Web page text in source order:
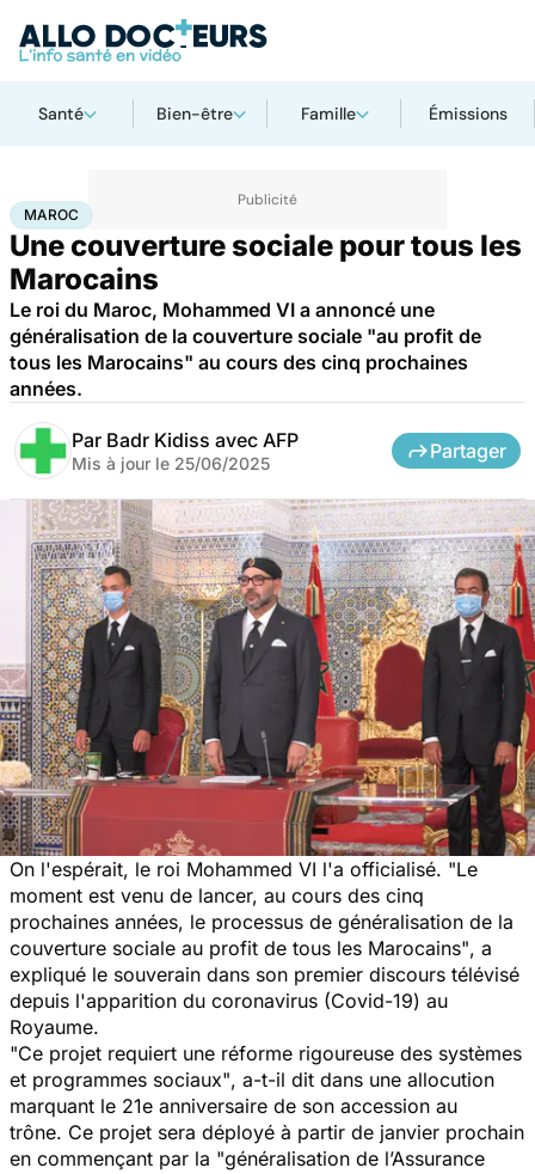
Santé Bien-être Famille Émissions
AccueilSanté Santé publiqueMaroc
MAROC
Une couverture sociale pour tous les
Marocains
Le roi du Maroc, Mohammed VI a annoncé une
généralisation de la couverture sociale "au profit de
tous les Marocains" au cours des cinq prochaines
années.
Par Badr Kidiss avec AFP
Mis à jour le 25/06/2025
Partager
On l'espérait, le roi Mohammed VI l'a officialisé. "Le
moment est venu de lancer, au cours des cinq
prochaines années, le processus de généralisation de la
couverture sociale au profit de tous les Marocains", a
expliqué le souverain dans son premier discours télévisé
depuis l'apparition du coronavirus (Covid-19) au
Royaume.
"Ce projet requiert une réforme rigoureuse des systèmes
et programmes sociaux", a-t-il dit dans une allocution
marquant le 21e anniversaire de son accession au
trône. Ce projet sera déployé à partir de janvier prochain
en commençant par la "généralisation de l’Assurance